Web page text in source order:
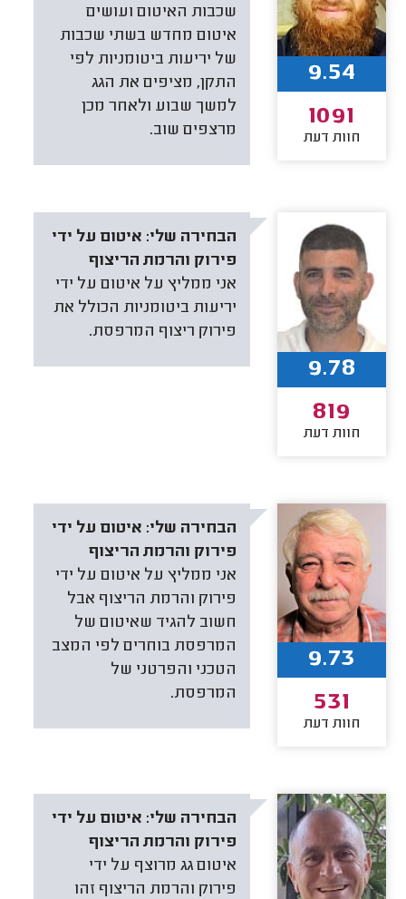
שכבות האיטום ועושים
איטום מחדש בשתי שכבות
של יריעות ביטומניות לפי
התקן, מציפים את הגג
למשך שבוע ולאחר מכן
מרצפים שוב.
9.54
1091
חוות דעת
הבחירה שלי: איטום על ידי
פירוק והרמת הריצוף
אני ממליץ על איטום על ידי
יריעות ביטומניות הכולל את
פירוק ריצוף המרפסת.
9.78
819
חוות דעת
הבחירה שלי: איטום על ידי
פירוק והרמת הריצוף
אני ממליץ על איטום על ידי
פירוק והרמת הריצוף אבל
חשוב להגיד שאיטום של
המרפסת בוחרים לפי המצב
הטכני והפרטני של
המרפסת.
9.73
531
חוות דעת
הבחירה שלי: איטום על ידי
פירוק והרמת הריצוף
איטום גג מרוצף על ידי
פירוק והרמת הריצוף זהו